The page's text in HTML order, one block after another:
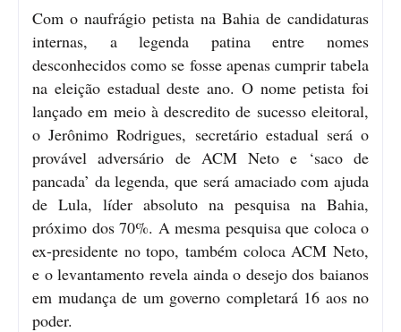
Com o naufrágio petista na Bahia de candidaturas
internas, a legenda patina entre nomes
desconhecidos como se fosse apenas cumprir tabela
na eleição estadual deste ano. O nome petista foi
lançado em meio à descredito de sucesso eleitoral,
o Jerônimo Rodrigues, secretário estadual será o
provável adversário de ACM Neto e ‘saco de
pancada’ da legenda, que será amaciado com ajuda
de Lula, líder absoluto na pesquisa na Bahia,
próximo dos 70%. A mesma pesquisa que coloca o
ex-presidente no topo, também coloca ACM Neto,
e o levantamento revela ainda o desejo dos baianos
em mudança de um governo completará 16 aos no
poder.